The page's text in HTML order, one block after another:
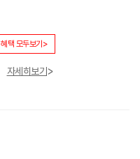
혜택 모두보기>
자세히보기